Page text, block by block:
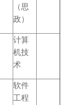
（思
政）
计算
机技
术
软件
工程